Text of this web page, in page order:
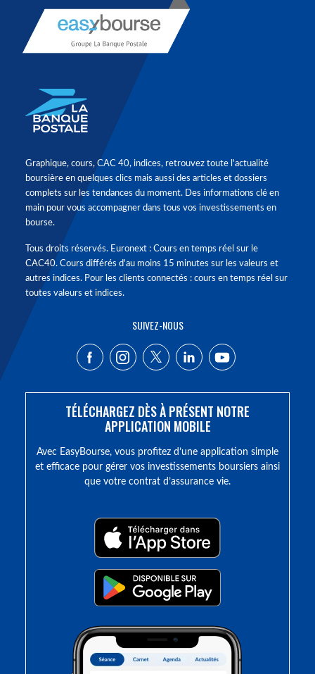
Graphique, cours, CAC 40, indices, retrouvez toute l'actualité
boursière en quelques clics mais aussi des articles et dossiers
complets sur les tendances du moment. Des informations clé en
main pour vous accompagner dans tous vos investissements en
bourse.
Tous droits réservés. Euronext : Cours en temps réel sur le
CAC40. Cours différés d'au moins 15 minutes sur les valeurs et
autres indices. Pour les clients connectés : cours en temps réel sur
toutes valeurs et indices.
SUIVEZ-NOUS
TÉLÉCHARGEZ DÈS À PRÉSENT NOTRE
APPLICATION MOBILE
Avec EasyBourse, vous profitez d’une application simple
et efficace pour gérer vos investissements boursiers ainsi
que votre contrat d’assurance vie.